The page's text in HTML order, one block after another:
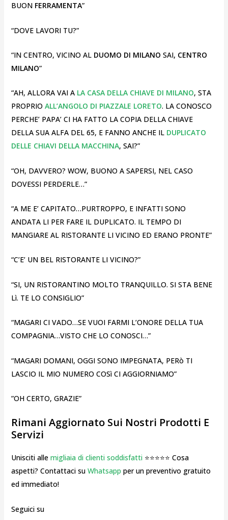
BUON FERRAMENTA”
“DOVE LAVORI TU?”
“IN CENTRO, VICINO AL DUOMO DI MILANO SAI, CENTRO
MILANO”
“AH, ALLORA VAI A LA CASA DELLA CHIAVE DI MILANO, STA
PROPRIO ALL’ANGOLO DI PIAZZALE LORETO. LA CONOSCO
PERCHE’ PAPA’ CI HA FATTO LA COPIA DELLA CHIAVE
DELLA SUA ALFA DEL 65, E FANNO ANCHE IL DUPLICATO
DELLE CHIAVI DELLA MACCHINA, SAI?”
“OH, DAVVERO? WOW, BUONO A SAPERSI, NEL CASO
DOVESSI PERDERLE…”
“A ME E’ CAPITATO…PURTROPPO, E INFATTI SONO
ANDATA LI PER FARE IL DUPLICATO. IL TEMPO DI
MANGIARE AL RISTORANTE LI VICINO ED ERANO PRONTE”
“C’E’ UN BEL RISTORANTE LI VICINO?”
“SI, UN RISTORANTINO MOLTO TRANQUILLO. SI STA BENE
Lì. TE LO CONSIGLIO”
“MAGARI CI VADO…SE VUOI FARMI L’ONORE DELLA TUA
COMPAGNIA…VISTO CHE LO CONOSCI…”
“MAGARI DOMANI, OGGI SONO IMPEGNATA, PERò TI
LASCIO IL MIO NUMERO COSì CI AGGIORNIAMO”
”OH CERTO, GRAZIE”
Rimani Aggiornato Sui Nostri Prodotti E
Servizi
Unisciti alle migliaia di clienti soddisfatti⭐⭐⭐⭐⭐ Cosa
aspetti? Contattaci su Whatsapp per un preventivo gratuito
ed immediato!
Seguici su